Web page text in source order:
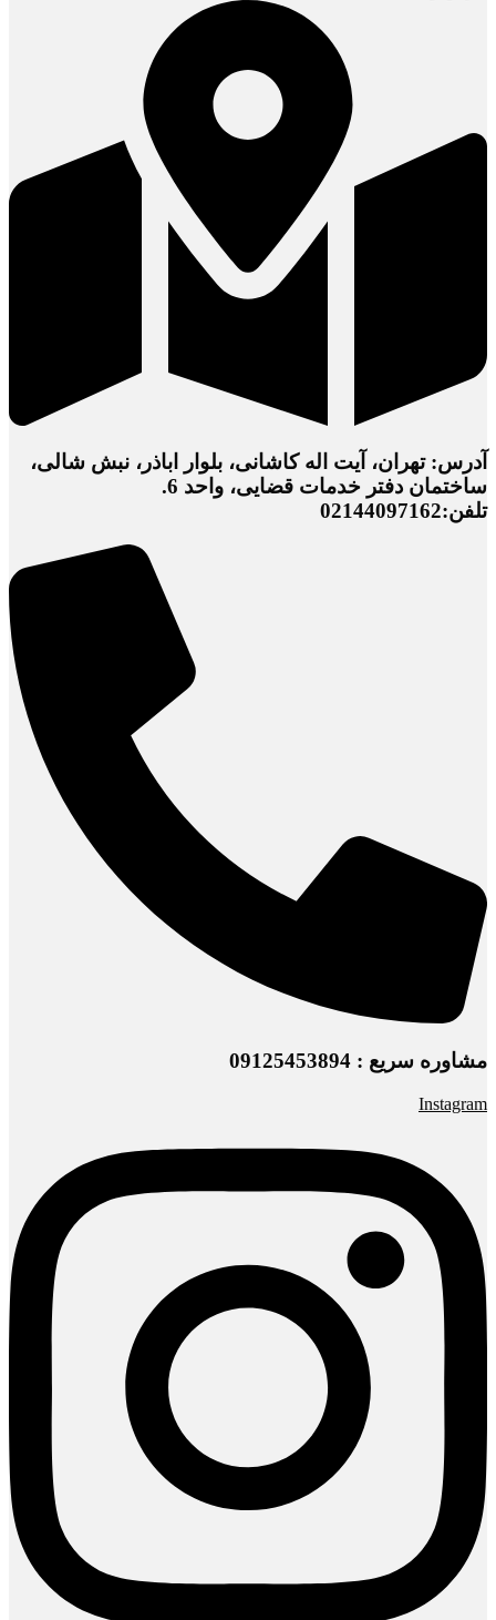
آدرس: تهران، آیت اله کاشانی، بلوار اباذر، نبش شالی،
ساختمان دفتر خدمات قضایی، واحد 6.
تلفن:02144097162
مشاوره سریع : 09125453894
Instagram